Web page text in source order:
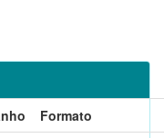
Formato